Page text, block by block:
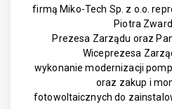
firmą Miko-Tech Sp. z o.o.
Piotra
Prezesa Zarządu oraz
Wiceprezesa
wykonanie modernizacji
oraz zakup i
fotowoltaicznych do